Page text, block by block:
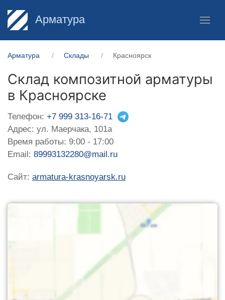
Арматура
Арматура Склады Красноярск
Склад композитной арматуры
в Красноярске
Телефон: +7 999 313-16-71
Адрес: ул. Маерчака, 101а
Время работы: 9:00 - 17:00
Email: 89993132280@mail.ru
Сайт: armatura-krasnoyarsk.ru